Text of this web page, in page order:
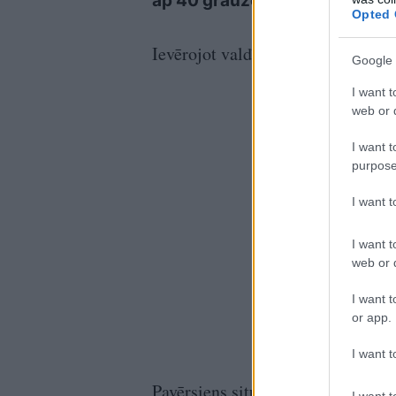
Opted
Google
I want
web or
I want
I want
I want
web or
I want
or app.
I want
Ievērojot valdības prasību, visā
Pavērsiens situācijā noticis,